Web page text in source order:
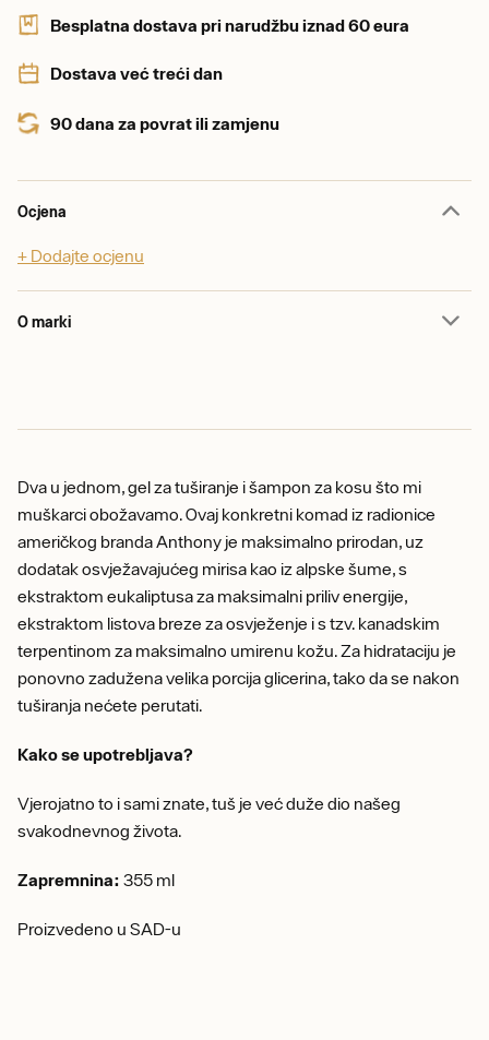
Besplatna dostava pri narudžbu iznad 60 eura
Dostava već treći dan
90 dana za povrat ili zamjenu
Ocjena
+ Dodajte ocjenu
O marki
Dva u jednom, gel za tuširanje i šampon za kosu što mi
muškarci obožavamo. Ovaj konkretni komad iz radionice
američkog branda Anthony je maksimalno prirodan, uz
dodatak osvježavajućeg mirisa kao iz alpske šume, s
ekstraktom eukaliptusa za maksimalni priliv energije,
ekstraktom listova breze za osvježenje i s tzv. kanadskim
terpentinom za maksimalno umirenu kožu. Za hidrataciju je
ponovno zadužena velika porcija glicerina, tako da se nakon
tuširanja nećete perutati.
Kako se upotrebljava?
Vjerojatno to i sami znate, tuš je već duže dio našeg
svakodnevnog života.
Zapremnina: 355 ml
Proizvedeno u SAD-u